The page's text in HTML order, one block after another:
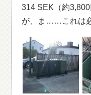
314 SEK（約
が、ま……これは